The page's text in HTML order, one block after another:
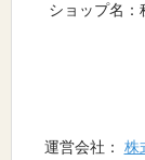
ショップ名：
運営会社： 株